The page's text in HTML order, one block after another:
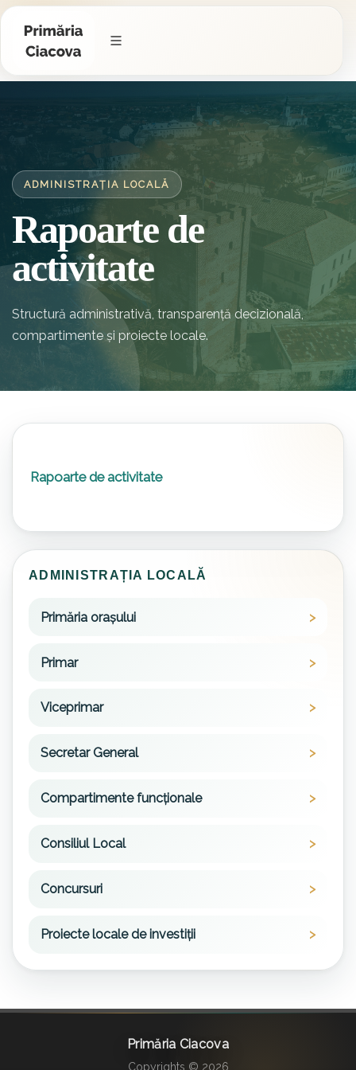
ADMINISTRAȚIA LOCALĂ
Rapoarte de
activitate
Structură administrativă, transparență decizională,
compartimente și proiecte locale.
Rapoarte de activitate
ADMINISTRAȚIA LOCALĂ
Primăria orașului
Primar
Viceprimar
Secretar General
Compartimente funcționale
Consiliul Local
Concursuri
Proiecte locale de investiții
Primăria Ciacova
Copyrights © 2026